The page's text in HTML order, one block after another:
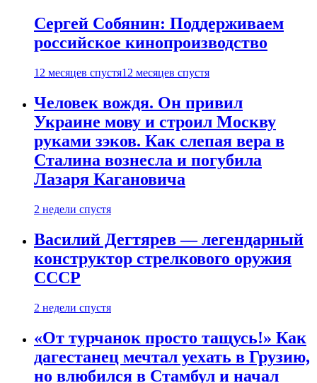
Сергей Собянин: Поддерживаем
российское кинопроизводство
12 месяцев спустя12 месяцев спустя
Человек вождя. Он привил
Украине мову и строил Москву
руками зэков. Как слепая вера в
Сталина вознесла и погубила
Лазаря Кагановича
2 недели спустя
Василий Дегтярев — легендарный
конструктор стрелкового оружия
СССР
2 недели спустя
«От турчанок просто тащусь!» Как
дагестанец мечтал уехать в Грузию,
но влюбился в Стамбул и начал